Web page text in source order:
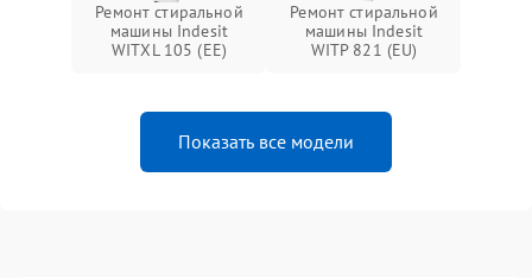
Ремонт стиральной
машины Indesit
WITXL 105 (EE)
Ремонт стиральной
машины Indesit
WITP 821 (EU)
Показать все модели